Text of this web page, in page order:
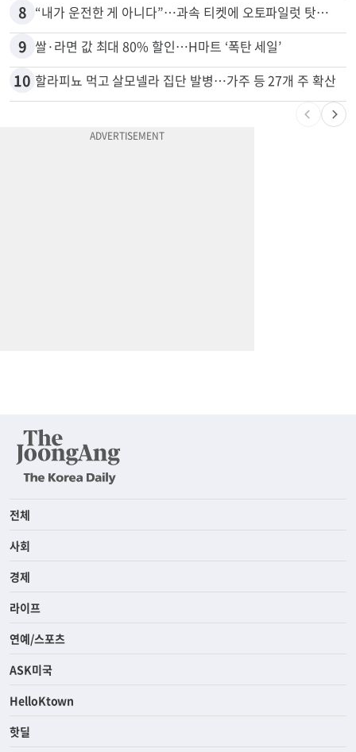
8 “내가 운전한 게 아니다”…과속 티켓에 오토파일럿 탓한 운전자
9 쌀·라면 값 최대 80% 할인…H마트 ‘폭탄 세일’
10 할라피뇨 먹고 살모넬라 집단 발병…가주 등 27개 주 확산
전체
사회
경제
라이프
연예/스포츠
ASK미국
HelloKtown
핫딜